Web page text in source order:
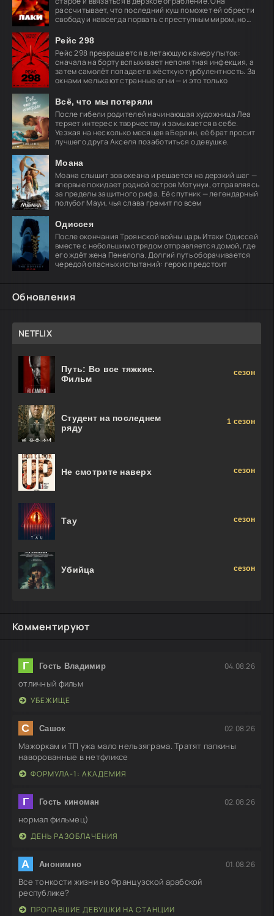
рассчитывает, что последний куш поможет ей обрести
свободу и навсегда порвать с преступным миром, но
Рейс 298
Рейс 298 превращается в летающую камеру пыток:
сначала на борту вспыхивает непонятная инфекция, а
затем самолёт попадает в жёсткую турбулентность. За
окнами мелькают странные огни — и это только
Всё, что мы потеряли
После гибели родителей начинающая художница Леа
теряет интерес к творчеству и замыкается в себе.
Уезжая на несколько месяцев в Берлин, её брат просит
лучшего друга Акселя позаботиться о девушке.
Моана
Моана слышит зов океана и решается на дерзкий шаг —
впервые покидает родной остров Мотунуи, отправляясь
за пределы защитного рифа. Её спутник — легендарный
полубог Мауи, чья слава гремит по всем
Одиссея
После окончания Троянской войны царь Итаки Одиссей
вместе с небольшим отрядом отправляется домой, где
его ждёт жена Пенелопа. Долгий путь оборачивается
чередой опасных испытаний: герою предстоит
Обновления
NETFLIX
Путь: Во все тяжкие.
Фильм
сезон
Студент на последнем
ряду
1 сезон
Не смотрите наверх сезон
Тау сезон
Убийца сезон
Комментируют
Г Гость Владимир 04.08.26
отличный фильм
УБЕЖИЩЕ
С Сашок 02.08.26
Мажоркам и ТП ужа мало нельзяграма. Тратят папкины
наворованные в нетфликсе
ФОРМУЛА-1: АКАДЕМИЯ
Г Гость киноман 02.08.26
нормал фильмец)
ДЕНЬ РАЗОБЛАЧЕНИЯ
А Анонимно 01.08.26
Все тонкости жизни во Французской арабской
республике?
ПРОПАВШИЕ ДЕВУШКИ НА СТАНЦИИ